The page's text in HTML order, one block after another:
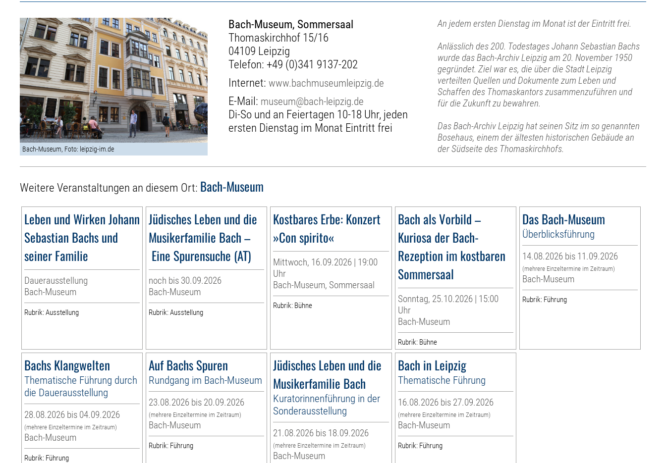
Bach-Museum, Foto: leipzig-im.de
Bach-Museum, Sommersaal
Thomaskirchhof 15/16
04109 Leipzig
Telefon: +49 (0)341 9137-202
Internet:www.bachmuseumleipzig.de
E-Mail: museum@bach-leipzig.de
Di-So und an Feiertagen 10-18 Uhr, jeden
ersten Dienstag im Monat Eintritt frei
An jedem ersten Dienstag im Monat ist der Eintritt frei.
Anlässlich des 200. Todestages Johann Sebastian Bachs
wurde das Bach-Archiv Leipzig am 20. November 1950
gegründet. Ziel war es, die über die Stadt Leipzig
verteilten Quellen und Dokumente zum Leben und
Schaffen des Thomaskantors zusammenzuführen und
für die Zukunft zu bewahren.
Das Bach-Archiv Leipzig hat seinen Sitz im so genannten
Bosehaus, einem der ältesten historischen Gebäude an
der Südseite des Thomaskirchhofs.
Weitere Veranstaltungen an diesem Ort: Bach-Museum
Leben und Wirken Johann
Sebastian Bachs und
seiner Familie
Dauerausstellung
Bach-Museum
Rubrik: Ausstellung
Jüdisches Leben und die
Musikerfamilie Bach –
Eine Spurensuche (AT)
noch bis 30.09.2026
Bach-Museum
Rubrik: Ausstellung
Kostbares Erbe: Konzert
»Con spirito«
Mittwoch, 16.09.2026 | 19:00
Uhr
Bach-Museum, Sommersaal
Rubrik: Bühne
Bach als Vorbild –
Kuriosa der Bach-
Rezeption im kostbaren
Sommersaal
Sonntag, 25.10.2026 | 15:00
Uhr
Bach-Museum
Rubrik: Bühne
Das Bach-Museum
Überblicksführung
14.08.2026 bis 11.09.2026
(mehrere Einzeltermine im Zeitraum)
Bach-Museum
Rubrik: Führung
Bachs Klangwelten
Thematische Führung durch
die Dauerausstellung
28.08.2026 bis 04.09.2026
(mehrere Einzeltermine im Zeitraum)
Bach-Museum
Rubrik: Führung
Auf Bachs Spuren
Rundgang im Bach-Museum
23.08.2026 bis 20.09.2026
(mehrere Einzeltermine im Zeitraum)
Bach-Museum
Rubrik: Führung
Jüdisches Leben und die
Musikerfamilie Bach
Kuratorinnenführung in der
Sonderausstellung
21.08.2026 bis 18.09.2026
(mehrere Einzeltermine im Zeitraum)
Bach-Museum
Bach in Leipzig
Thematische Führung
16.08.2026 bis 27.09.2026
(mehrere Einzeltermine im Zeitraum)
Bach-Museum
Rubrik: Führung